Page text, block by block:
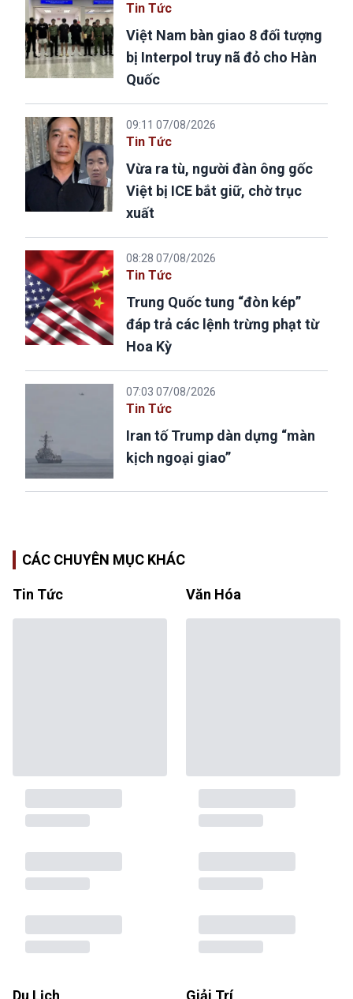
Tin Tức
Việt Nam bàn giao 8 đối tượng
bị Interpol truy nã đỏ cho Hàn
Quốc
09:11 07/08/2026
Tin Tức
Vừa ra tù, người đàn ông gốc
Việt bị ICE bắt giữ, chờ trục
xuất
08:28 07/08/2026
Tin Tức
Trung Quốc tung “đòn kép”
đáp trả các lệnh trừng phạt từ
Hoa Kỳ
07:03 07/08/2026
Tin Tức
Iran tố Trump dàn dựng “màn
kịch ngoại giao”
CÁC CHUYÊN MỤC KHÁC
Tin Tức Văn Hóa
Du Lịch Giải Trí